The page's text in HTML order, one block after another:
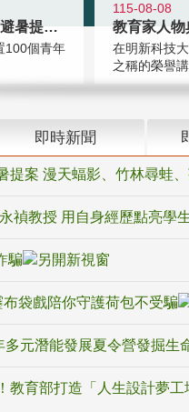
青年壯遊點精選夏夜限定避暑提案 漫
100個青年
115-08-08
在明新科技
之稱的榮譽
即時新聞
提案 漫天蝠影、竹林尋蛙
禎教授 用自身經歷點亮學
騙
袋戲陪你守護荷包不受騙
元潛能發展夏令營發掘生
教育部打造「人生設計夢